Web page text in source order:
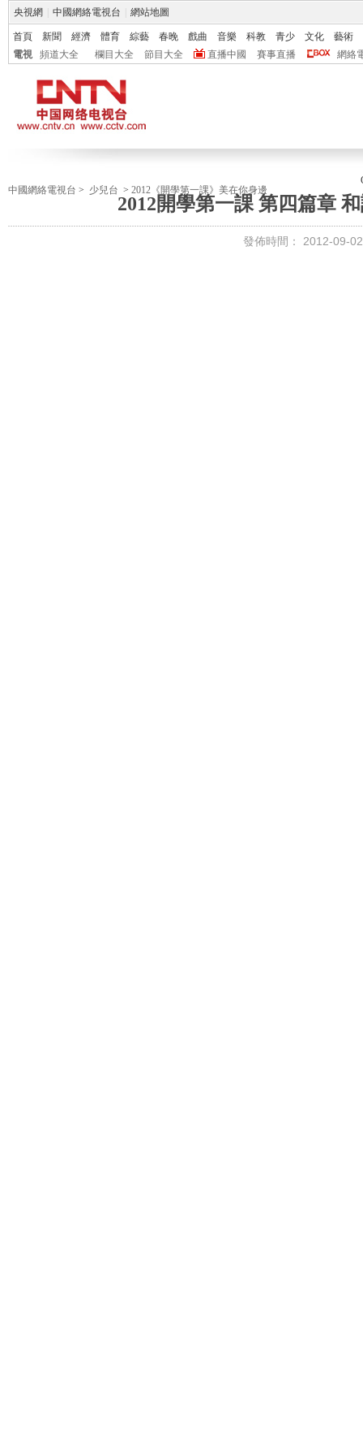
央視網 中國網絡電視台 網站地圖
首頁 新聞 經濟 體育 綜藝 春晚 戲曲 音樂 科教 青少 文化
藝術
電視
頻道大全 欄目大全 節目大全 直播中國 賽事直播 網絡
中國網絡電視台 > 少兒台 > 2012《開學第一課》美在你身邊
2012開學第一課 第四篇章
發佈時間： 2012-09-